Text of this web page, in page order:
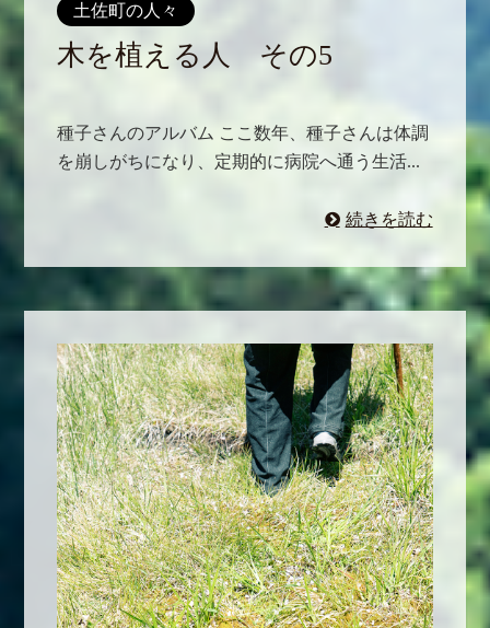
土佐町の人々
木を植える人 その5
種子さんのアルバム ここ数年、種子さんは体調
を崩しがちになり、定期的に病院へ通う生活...
続きを読む